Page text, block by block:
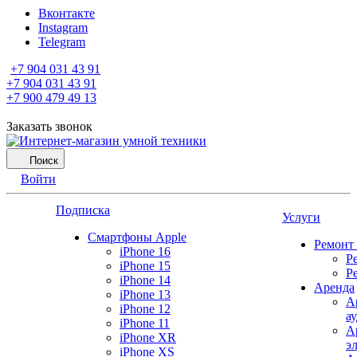
Вконтакте
Instagram
Telegram
+7 904 031 43 91
+7 904 031 43 91
+7 900 479 49 13
Заказать звонок
Поиск
Войти
Подписка
Смартфоны Apple
iPhone 16
iPhone 15
iPhone 14
iPhone 13
iPhone 12
iPhone 11
iPhone XR
iPhone XS
Услуги
Ремонт
Аренда